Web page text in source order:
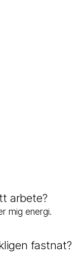
arbete?
mig energi.
fastnat?